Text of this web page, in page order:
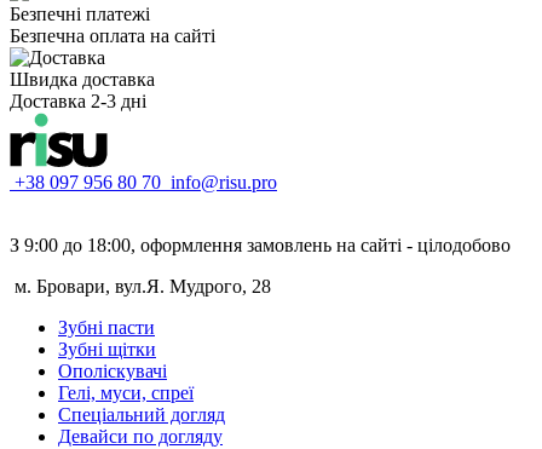
Безпечні платежі
Безпечна оплата на сайті
Швидка доставка
Доставка 2-3 дні
+38 097 956 80 70 info@risu.pro
З 9:00 до 18:00, оформлення замовлень на сайті - цілодобово
м. Бровари, вул.Я. Мудрого, 28
Зубні пасти
Зубні щітки
Ополіскувачі
Гелі, муси, спреї
Спеціальний догляд
Девайси по догляду